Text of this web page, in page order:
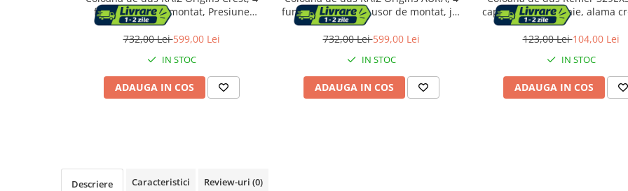
Perii de par electrice
functii, Usor de montat, Presiune
ridicata, Jet reglabil, Materiale
premium, Dus fix cu functie ploaie,
732,00 Lei599,00 Lei
IN STOC
ADAUGA IN COS
functii, Din Alama, usor de montat, jet
reglabil, Afisaj electronic, materiale
premium, Presiune ridicata, Dus fix cu
732,00 Lei599,00 Lei
IN STOC
ADAUGA IN COS
cap de dus tip ploaie, alama
1200x85mm
123,00 Lei104,00 Lei
IN STOC
ADAUGA IN COS
Descriere Caracteristici Review-uri (0)